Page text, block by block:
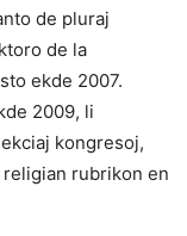
de pluraj
de la
ekde 2007.
2009, li
kongresoj,
rubrikon en